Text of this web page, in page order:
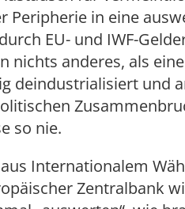
Peripherie in eine
EU- und IWF-
nichts anderes, als
deindustrialisiert und
so nie.
Internationalem
Zentralbank